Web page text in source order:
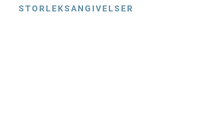
STORLEKSANGIVELSER